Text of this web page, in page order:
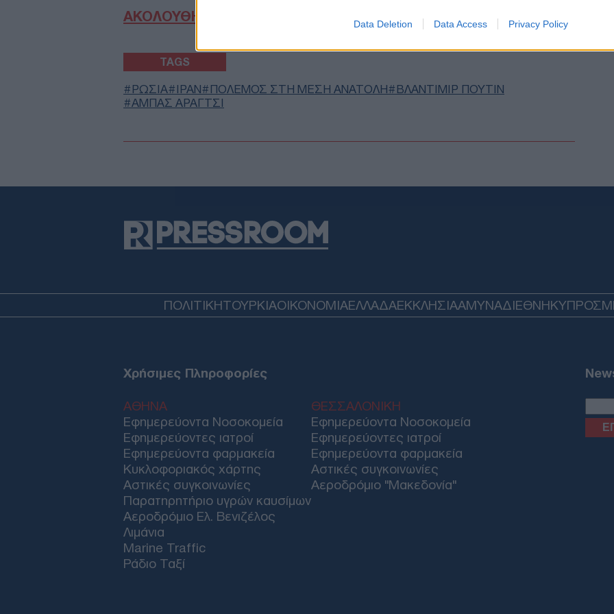
Data Deletion Data Access Privacy Policy
ΑΚΟΛΟΥΘΗΣΤΕ ΜΑΣ ΣΤΟ GOOGLE NEWS ΚΑΝΟΝΤΑΣ ΚΛΙΚ ΕΔΩ
TAGS
ΡΩΣΙΑ ΙΡΑΝ ΠΟΛΕΜΟΣ ΣΤΗ ΜΕΣΗ ΑΝΑΤΟΛΗ
ΒΛΑΝΤΙΜΙΡ ΠΟΥΤΙΝ
ΑΜΠΑΣ ΑΡΑΓΤΣΙ
θα
ΠΟΛΙΤΙΚΗΤΟΥΡΚΙΑΟΙΚΟΝΟΜΙΑΕΛΛΑΔΑΕΚΚΛΗΣΙΑΑΜΥΝΑΔΙΕΘΝΗΚΥΠΡΟΣ
Χρήσιμες Πληροφορίες
ΑΘΗΝΑ
Εφημερεύοντα Νοσοκομεία
Εφημερεύοντες ιατροί
Εφημερεύοντα φαρμακεία
Κυκλοφοριακός χάρτης
Αστικές συγκοινωνίες
Παρατηρητήριο υγρών καυσίμων
Αεροδρόμιο Ελ. Βενιζέλος
Λιμάνια
Marine Traffic
Ράδιο Ταξί
ΘΕΣΣΑΛΟΝΙΚΗ
Εφημερεύοντα Νοσοκομεία
Εφημερεύοντες ιατροί
Εφημερεύοντα φαρμακεία
Αστικές συγκοινωνίες
Αεροδρόμιο "Μακεδονία"